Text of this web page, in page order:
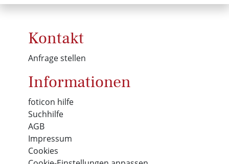
Kontakt
Anfrage stellen
Informationen
foticon hilfe
Suchhilfe
AGB
Impressum
Cookies